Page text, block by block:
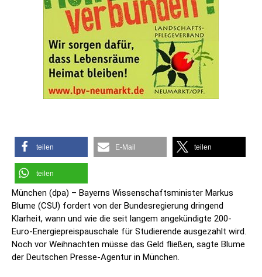
teilen E-Mail teilen
teilen
München (dpa) – Bayerns Wissenschaftsminister Markus
Blume (CSU) fordert von der Bundesregierung dringend
Klarheit, wann und wie die seit langem angekündigte 200-
Euro-Energiepreispauschale für Studierende ausgezahlt wird.
Noch vor Weihnachten müsse das Geld fließen, sagte Blume
der Deutschen Presse-Agentur in München.